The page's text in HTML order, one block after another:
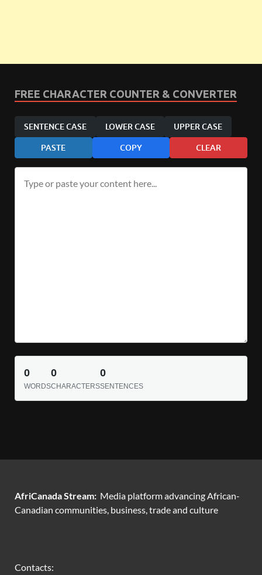
FREE CHARACTER COUNTER & CONVERTER
SENTENCE CASE LOWER CASE UPPER CASE
PASTE COPY CLEAR
0
WORDS
0
CHARACTERS
0
SENTENCES
AfriCanada Stream: Media platform advancing African-
Canadian communities, business, trade and culture
Contacts: